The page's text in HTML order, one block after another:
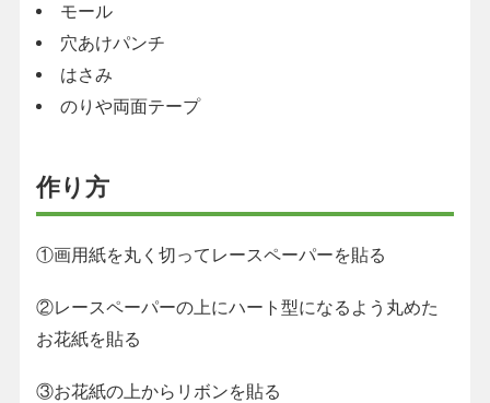
モール
穴あけパンチ
はさみ
のりや両面テープ
作り方
①画用紙を丸く切ってレースペーパーを貼る
②レースペーパーの上にハート型になるよう丸めた
お花紙を貼る
③お花紙の上からリボンを貼る